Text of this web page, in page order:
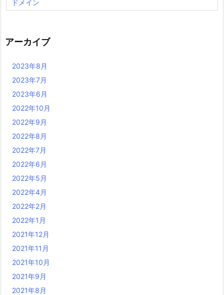
ドメイン
アーカイブ
2023年8月
2023年7月
2023年6月
2022年10月
2022年9月
2022年8月
2022年7月
2022年6月
2022年5月
2022年4月
2022年2月
2022年1月
2021年12月
2021年11月
2021年10月
2021年9月
2021年8月